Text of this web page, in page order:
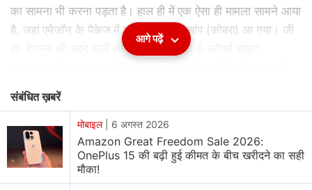
का सामना भी करना पड़ता है। हाल ही में एक ऐसा ही मामला सामने आया
है, जहां एमेजॉन के पैकेज में सामान के साथ सांप (कोबरा) आ गया। जी
हां! बेंगलुरु की रहने वाली तन्वी ने 16 जून को ई-कॉमर्स साइट
किया तो उसमें सांप देखकर हैरान रह गई।
तन्वी (@Tanvxo) ने एक्स पर वीडियोशेयरकरते हुए लिखा कि
"@amazonIN से एक Xbox कंट्रोलर का ऑर्डर दिया और इसके
साथ एक फ्री सांप मिला!" वीडियो को एक X यूजर
आगे पढ़ें
संबंधित ख़बरें
मोबाइल| 6 अगस्त 2026
Amazon Great Freedom Sale 2026:
OnePlus 15 की बढ़ी हुई कीमत के बीच खरीदने का सही
मौका!